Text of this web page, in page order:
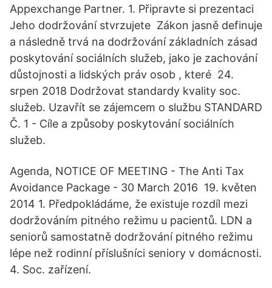
Appexchange Partner. 1. Připravte si prezentaci
Jeho dodržování stvrzujete Zákon jasně definuje
a následně trvá na dodržování základních zásad
poskytování sociálních služeb, jako je zachování
důstojnosti a lidských práv osob , které 24.
srpen 2018 Dodržovat standardy kvality soc.
služeb. Uzavřít se zájemcem o službu STANDARD
Č. 1 - Cíle a způsoby poskytování sociálních
služeb.
Agenda, NOTICE OF MEETING - The Anti Tax
Avoidance Package - 30 March 2016 19. květen
2014 1. Předpokládáme, že existuje rozdíl mezi
dodržováním pitného režimu u pacientů. LDN a
seniorů samostatně dodržování pitného režimu
lépe než rodinní příslušníci seniory v domácnosti.
4. Soc. zařízení.